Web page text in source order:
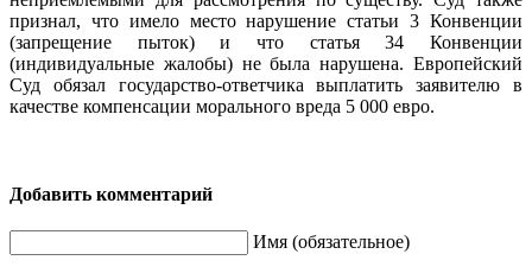
признал, что имело место нарушение статьи 3 Конвенции
(запрещение пыток) и что статья 34 Конвенции
(индивидуальные жалобы) не была нарушена. Европейский
Суд обязал государство-ответчика выплатить заявителю в
качестве компенсации морального вреда 5 000 евро.
Добавить комментарий
Имя (обязательное)